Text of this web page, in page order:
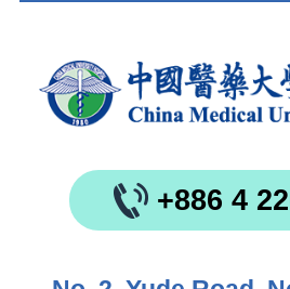
+886 4